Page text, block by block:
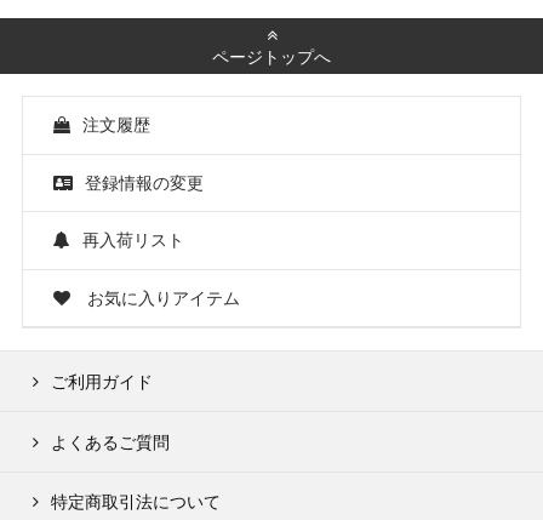
ページトップへ
注文履歴
登録情報の変更
再入荷リスト
お気に入りアイテム
ご利用ガイド
よくあるご質問
特定商取引法について